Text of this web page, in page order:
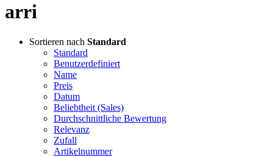
arri
Sortieren nach Standard
Standard
Benutzerdefiniert
Name
Preis
Datum
Beliebtheit (Sales)
Durchschnittliche Bewertung
Relevanz
Zufall
Artikelnummer